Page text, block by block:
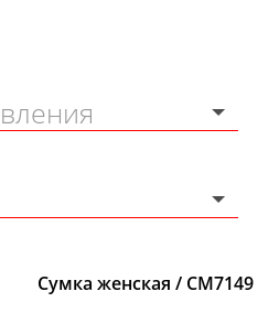
Сумка женская / CM7149